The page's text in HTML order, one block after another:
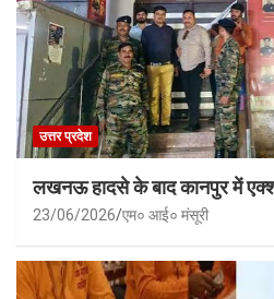
उत्तर प्रदेश
लखनऊ हादसे के बाद कानपुर में
23/06/2026 एम० आई० मंसूरी